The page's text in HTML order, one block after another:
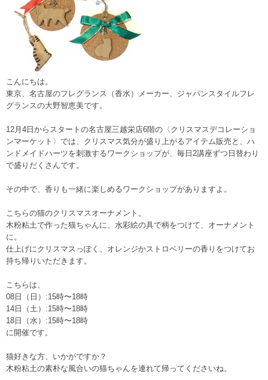
こんにちは。
東京、名古屋のフレグランス（香水）メーカー、ジャパンスタイルフレ
グランスの大野智恵美です。
12月4日からスタートの名古屋三越栄店6階の〈クリスマスデコレーショ
ンマーケット〉では、クリスマス気分が盛り上がるアイテム販売と、ハ
ンドメイドハーツを刺激するワークショップが、毎日2講座ずつ日替わり
で盛りだくさんです。
その中で、香りも一緒に楽しめるワークショップがありますよ。
こちらの猫のクリスマスオーナメント。
木粉粘土で作った猫ちゃんに、水彩絵の具で柄をつけて、オーナメント
に。
仕上げにクリスマスっぽく、オレンジかストロベリーの香りをつけてお
持ち帰りいただきます。
こちらは、
08日（日）:15時〜18時
14日（土）:15時〜18時
18日（水）:15時〜18時
に開催です。
猫好きな方、いかがですか？
木粉粘土の素朴な風合いの猫ちゃんを連れて帰ってくださいね。